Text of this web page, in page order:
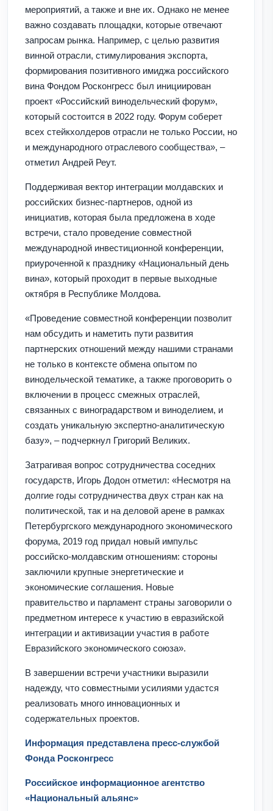
мероприятий, а также и вне их. Однако не менее
важно создавать площадки, которые отвечают
запросам рынка. Например, с целью развития
винной отрасли, стимулирования экспорта,
формирования позитивного имиджа российского
вина Фондом Росконгресс был инициирован
проект «Российский винодельческий форум»,
который состоится в 2022 году. Форум соберет
всех стейкхолдеров отрасли не только России, но
и международного отраслевого сообщества», –
отметил Андрей Реут.
Поддерживая вектор интеграции молдавских и
российских бизнес-партнеров, одной из
инициатив, которая была предложена в ходе
встречи, стало проведение совместной
международной инвестиционной конференции,
приуроченной к празднику «Национальный день
вина», который проходит в первые выходные
октября в Республике Молдова.
«Проведение совместной конференции позволит
нам обсудить и наметить пути развития
партнерских отношений между нашими странами
не только в контексте обмена опытом по
винодельческой тематике, а также проговорить о
включении в процесс смежных отраслей,
связанных с виноградарством и виноделием, и
создать уникальную экспертно-аналитическую
базу», – подчеркнул Григорий Великих.
Затрагивая вопрос сотрудничества соседних
государств, Игорь Додон отметил: «Несмотря на
долгие годы сотрудничества двух стран как на
политической, так и на деловой арене в рамках
Петербургского международного экономического
форума, 2019 год придал новый импульс
российско-молдавским отношениям: стороны
заключили крупные энергетические и
экономические соглашения. Новые
правительство и парламент страны заговорили о
предметном интересе к участию в евразийской
интеграции и активизации участия в работе
Евразийского экономического союза».
В завершении встречи участники выразили
надежду, что совместными усилиями удастся
реализовать много инновационных и
содержательных проектов.
Информация представлена пресс-службой
Фонда Росконгресс
Российское информационное агентство
«Национальный альянс»